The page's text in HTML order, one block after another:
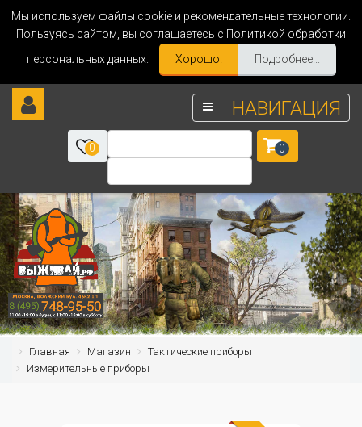
Мы используем файлы cookie и рекомендательные технологии.
Пользуясь сайтом, вы соглашаетесь с Политикой обработки
персональных данных.
Хорошо! Подробнее...
НАВИГАЦИЯ
0 0
Главная Магазин
Тактические приборы
Измерительные приборы